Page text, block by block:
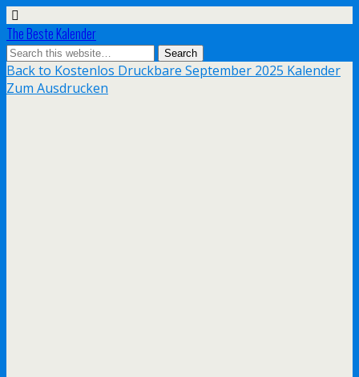
The Beste Kalender
Back to Kostenlos Druckbare September 2025 Kalender
Zum Ausdrucken